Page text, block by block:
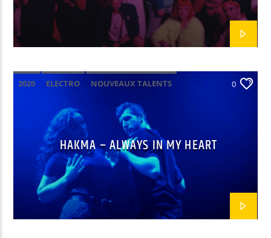
2020 ELECTRO NOUVEAUX TALENTS 0
HAKMA – ALWAYS IN MY HEART